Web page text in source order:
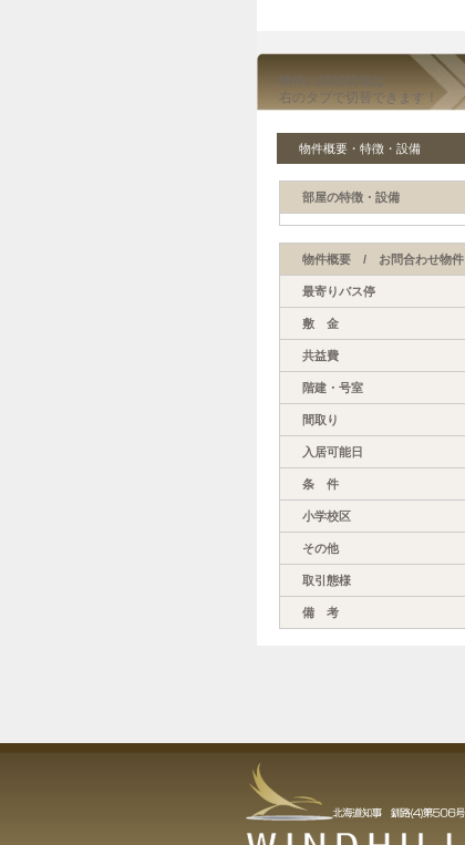
物件の詳細情報は
右のタブで切替できます！
物件概要・特徴・設備
部屋の特徴・設備
物件概要 / お問合わせ物件
最寄りバス停
敷 金
共益費
階建・号室
間取り
入居可能日
条 件
小学校区
その他
取引態様
備 考